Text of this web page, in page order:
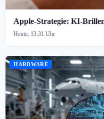
Apple-Strategie: KI-
Heute, 13:31 Uhr
HARDWARE